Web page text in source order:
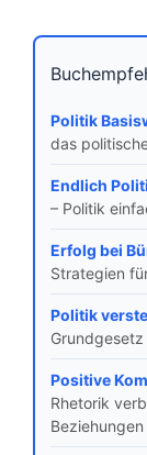
Politik
das
Endlich
– Politik
Erfolg bei
Strategien
Politik
Positive
Rhetorik